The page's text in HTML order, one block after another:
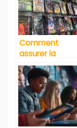
Comment
assurer la
gestion de
votre
mangatheque
?